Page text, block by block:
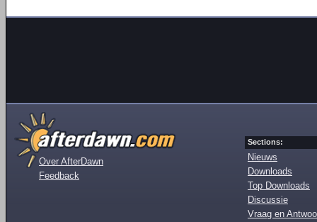
Over AfterDawn
Feedback
Sections:
Nieuws
Downloads
Top Downloads
Discussie
Vraag en